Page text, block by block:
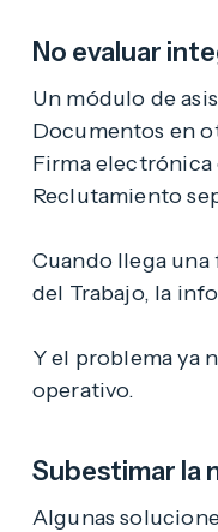
No evaluar
Un módulo de
Documentos en
Firma electrónica
Reclutamiento
Cuando llega
del Trabajo, la
Y el problema ya
operativo.
Subestimar la
Algunas